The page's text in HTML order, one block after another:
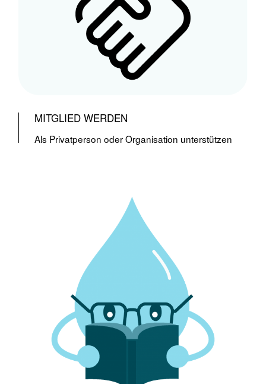
MITGLIED WERDEN
Als Privatperson oder Organisation unterstützen